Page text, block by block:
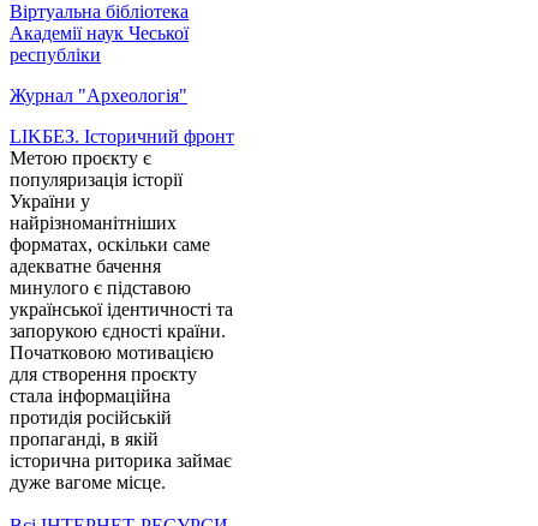
Віртуальна бібліотека
Академії наук Чеської
республіки
Журнал "Археологія"
LIKБЕЗ. Історичний фронт
Метою проєкту є
популяризація історії
України у
найрізноманітніших
форматах, оскільки саме
адекватне бачення
минулого є підставою
української ідентичності та
запорукою єдності країни.
Початковою мотивацією
для створення проєкту
стала інформаційна
протидія російській
пропаганді, в якій
історична риторика займає
дуже вагоме місце.